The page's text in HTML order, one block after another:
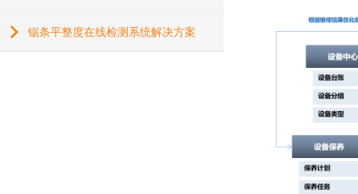
锯条平整度在线检测系统解决方案